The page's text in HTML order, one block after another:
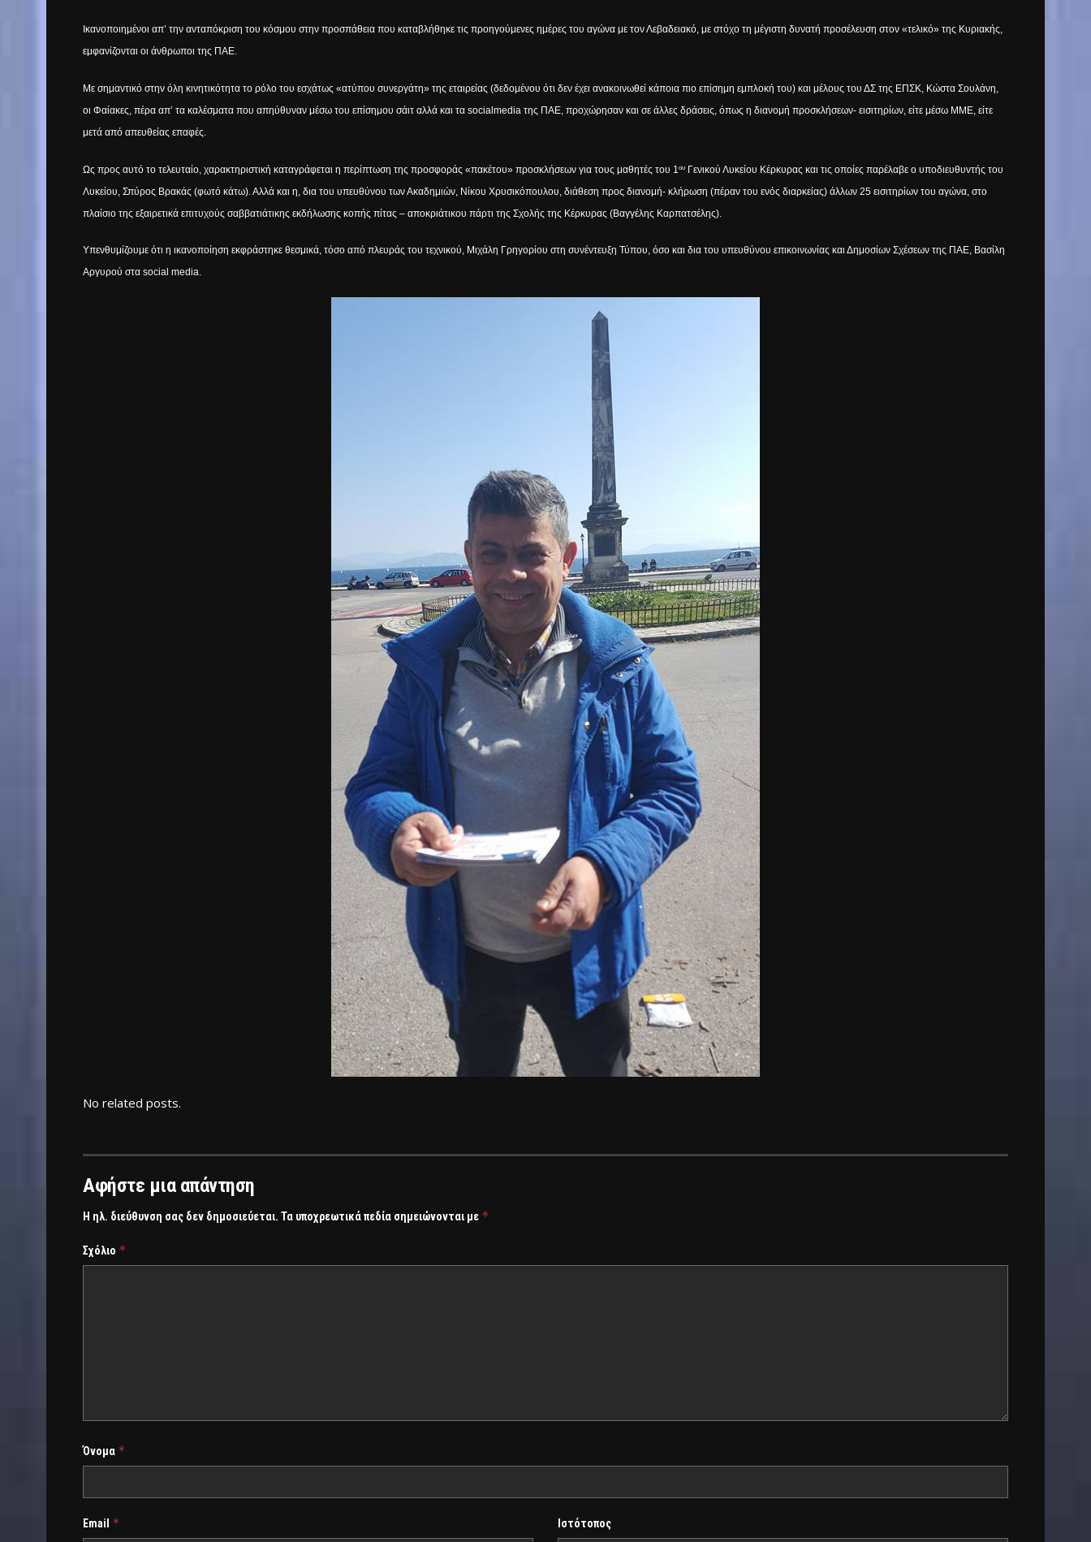
Ικανοποιημένοι απ’ την ανταπόκριση του κόσμου στην προσπάθεια που καταβλήθηκε τις προηγούμενες ημέρες του αγώνα με τον Λεβαδειακό, με στόχο τη μέγιστη δυνατή προσέλευση στον «τελικό» της Κυριακής,
εμφανίζονται οι άνθρωποι της ΠΑΕ.
Με σημαντικό στην όλη κινητικότητα το ρόλο του εσχάτως «ατύπου συνεργάτη» της εταιρείας (δεδομένου ότι δεν έχει ανακοινωθεί κάποια πιο επίσημη εμπλοκή του) και μέλους του ΔΣ της ΕΠΣΚ, Κώστα Σουλάνη,
οι Φαίακες, πέρα απ’ τα καλέσματα που απηύθυναν μέσω του επίσημου σάιτ αλλά και τα socialmedia της ΠΑΕ, προχώρησαν και σε άλλες δράσεις, όπως η διανομή προσκλήσεων- εισιτηρίων, είτε μέσω ΜΜΕ, είτε
μετά από απευθείας επαφές.
Ως προς αυτό το τελευταίο, χαρακτηριστική καταγράφεται η περίπτωση της προσφοράς «πακέτου» προσκλήσεων για τους μαθητές του 1 ου Γενικού Λυκείου Κέρκυρας και τις οποίες παρέλαβε ο υποδιευθυντής του
Λυκείου, Σπύρος Βρακάς (φωτό κάτω). Αλλά και η, δια του υπευθύνου των Ακαδημιών, Νίκου Χρυσικόπουλου, διάθεση προς διανομή- κλήρωση (πέραν του ενός διαρκείας) άλλων 25 εισιτηρίων του αγώνα, στο
πλαίσιο της εξαιρετικά επιτυχούς σαββατιάτικης εκδήλωσης κοπής πίτας – αποκριάτικου πάρτι της Σχολής της Κέρκυρας (Βαγγέλης Καρπατσέλης).
Υπενθυμίζουμε ότι η ικανοποίηση εκφράστηκε θεσμικά, τόσο από πλευράς του τεχνικού, Μιχάλη Γρηγορίου στη συνέντευξη Τύπου, όσο και δια του υπευθύνου επικοινωνίας και Δημοσίων Σχέσεων της ΠΑΕ, Βασίλη
Αργυρού στα social media.
No related posts.
Αφήστε μια απάντηση
Η ηλ. διεύθυνση σας δεν δημοσιεύεται. Τα υποχρεωτικά πεδία σημειώνονται με *
Σχόλιο *
Όνομα *
Email * Ιστότοπος